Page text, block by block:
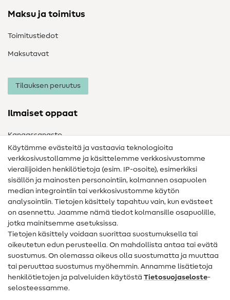
Maksu ja toimitus
Toimitustiedot
Maksutavat
Tilauksen peruutus
Ilmaiset oppaat
Kangassanasto
Ompelusanasto
Ompeluohjeet
Apua ja yhteystiedot
Yhteystiedot
Tietoa omistajanvaihdoksesta
Peruutusoikeus
Suosittu
Käytämme evästeitä ja vastaavia teknologioita
verkkosivustollamme ja käsittelemme verkkosivustomme
vierailijoiden henkilötietoja (esim. IP-osoite), esimerkiksi
sisällön ja mainosten personointiin, kolmannen osapuolen
median integrointiin tai verkkosivustomme käytön
analysointiin. Tietojen käsittely tapahtuu vain, kun evästeet
on asennettu. Jaamme nämä tiedot kolmansille osapuolille,
jotka mainitsemme asetuksissa.
Tietojen käsittely voidaan suorittaa suostumuksella tai
oikeutetun edun perusteella. On mahdollista antaa tai evätä
suostumus. On olemassa oikeus olla suostumatta ja muuttaa
tai peruuttaa suostumus myöhemmin. Annamme lisätietoja
henkilötietojen ja palveluiden käytöstä Tietosuojaseloste-
selosteessamme.